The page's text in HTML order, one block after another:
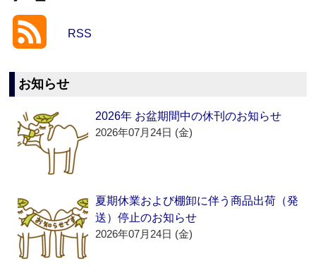
RSS
お知らせ
2026年 お盆期間中の休刊のお知らせ
2026年07月24日 (金)
夏期休業および棚卸に伴う商品出荷（発
送）停止のお知らせ
2026年07月24日 (金)